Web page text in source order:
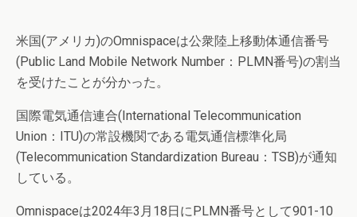
米国(アメリカ)のOmnispaceは公衆陸上移動体通信番号
(Public Land Mobile Network Number：PLMN番号)の割当
を受けたことが分かった。
国際電気通信連合(International Telecommunication
Union：ITU)の常設機関である電気通信標準化局
(Telecommunication Standardization Bureau：TSB)が通知
している。
Omnispaceは2024年3月18日にPLMN番号として901-10